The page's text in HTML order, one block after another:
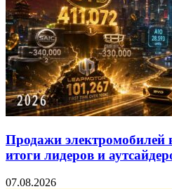
Продажи электромобилей
итоги лидеров и
07.08.2026